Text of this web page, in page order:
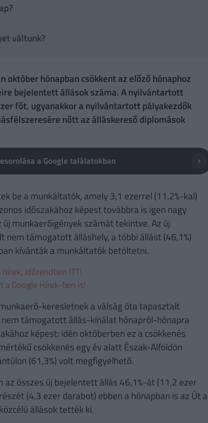
váltunk?
hónapban csökkent az előző hónaphoz
bejelentett állások száma. A nyilvántartott
főt, ugyanakkor a nyilvántartott pályakezdők
nőtt az álláskereső diplomások
a Google találatokban
be a munkáltatók, amely 3,1 ezerrel (11,2%-kal)
időszakához képest továbbra is igen nagy
munkaerőigények számát tekintve. Az új
támogatott álláshely, a többi állást (46,1%)
kívánták a munkáltatók betöltetni.
időrendben ITT!
a Google Hírek-ben is!
keresletnek a válság óta tapasztalt
támogatott állás-kínálat hónapról-hónapra
képest: idén októberben ez a csökkenés
csökkenés egy év alatt Észak-Alföldön
(61,3%) volt megfigyelhető.
összes új bejelentett állás 46,1%-át (11,2 ezer
(4,3 ezer darabot) ebben a hónapban is az Út a
állások tették ki.